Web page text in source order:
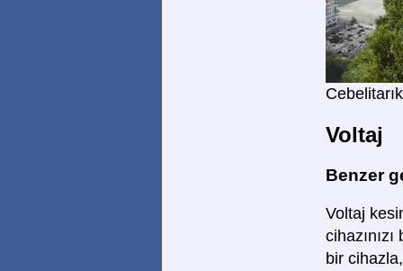
Voltaj
Benzer
Voltaj
bir